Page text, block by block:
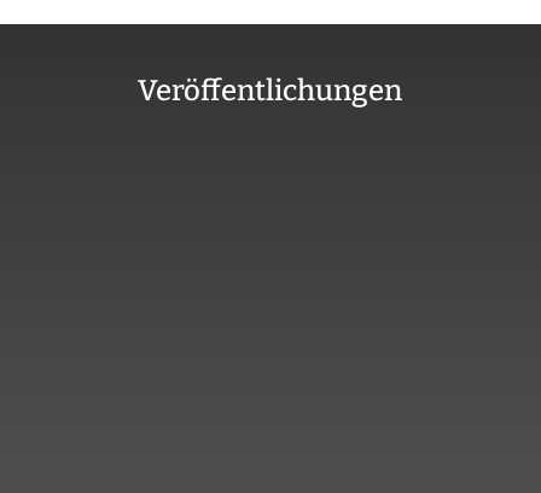
Veröffentlichungen